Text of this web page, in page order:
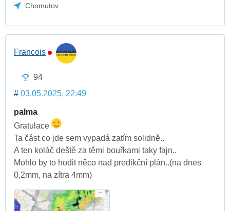
Chomutov
Francois
94
# 03.05.2025, 22:49
palma
Gratulace
Ta část co jde sem vypadá zatím solidně..
A ten koláč deště za těmi bouřkami taky fajn..
Mohlo by to hodit něco nad predikční plán..(na dnes
0,2mm, na zítra 4mm)